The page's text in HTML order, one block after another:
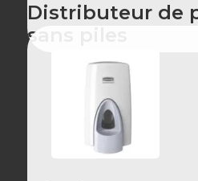
Distributeur de
sans piles